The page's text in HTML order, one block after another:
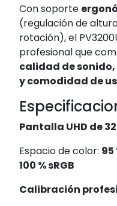
Con soporte
(regulación de
rotación), el
profesional que
calidad de
y comodidad de
Pantalla UHD de
Espacio de color: 95
100 % sRGB
Calibración